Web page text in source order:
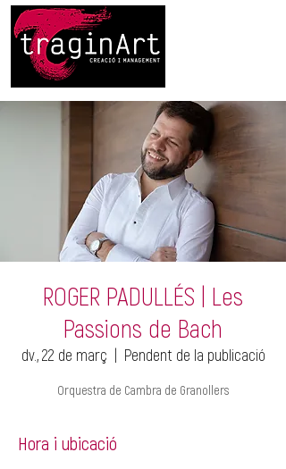
ROGER PADULLÉS | Les
Passions de Bach
dv., 22 de març
  |
Pendent de la publicació
Orquestra de Cambra de Granollers
Hora i ubicació